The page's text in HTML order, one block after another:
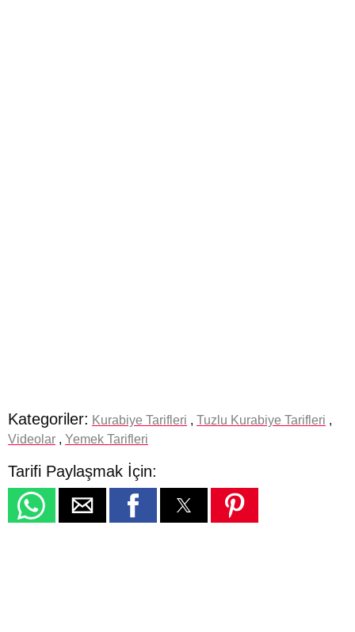
Kategoriler: Kurabiye Tarifleri , Tuzlu Kurabiye Tarifleri ,
Videolar , Yemek Tarifleri
Tarifi Paylaşmak İçin: